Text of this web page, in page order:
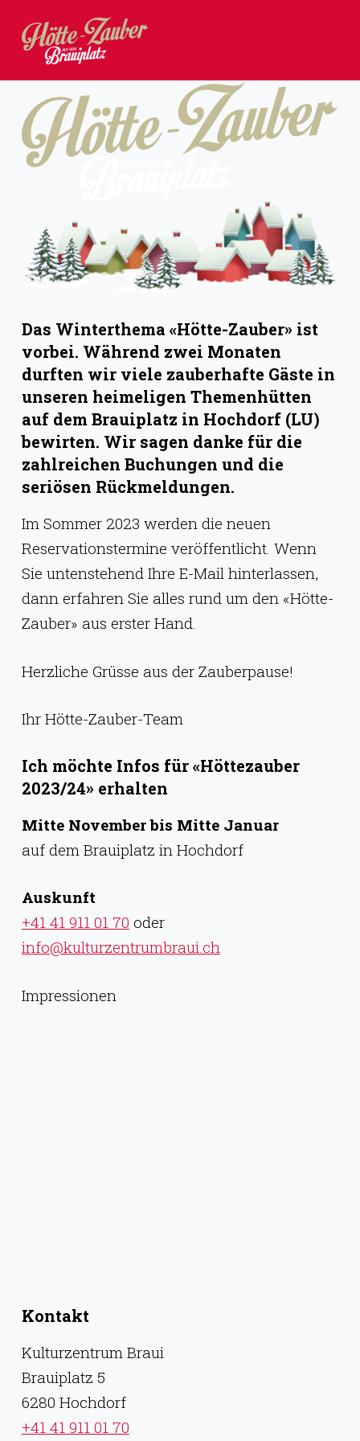
u
n
h
n
g
e
n
Das Winterthema «Hötte-Zauber» ist
vorbei. Während zwei Monaten
durften wir viele zauberhafte Gäste in
unseren heimeligen Themenhütten
auf dem Brauiplatz in Hochdorf (LU)
bewirten. Wir sagen danke für die
zahlreichen Buchungen und die
seriösen Rückmeldungen.
Im Sommer 2023 werden die neuen
Reservationstermine veröffentlicht. Wenn
Sie untenstehend Ihre E-Mail hinterlassen,
dann erfahren Sie alles rund um den «Hötte-
Zauber» aus erster Hand.
Herzliche Grüsse aus der Zauberpause!
Ihr Hötte-Zauber-Team
Ich möchte Infos für «Höttezauber
2023/24» erhalten
Mitte November bis Mitte Januar
auf dem Brauiplatz in Hochdorf
Auskunft
+41 41 911 01 70 oder
info@kulturzentrumbraui.ch
Impressionen
Kontakt
Kulturzentrum Braui
Brauiplatz 5
6280 Hochdorf
+41 41 911 01 70